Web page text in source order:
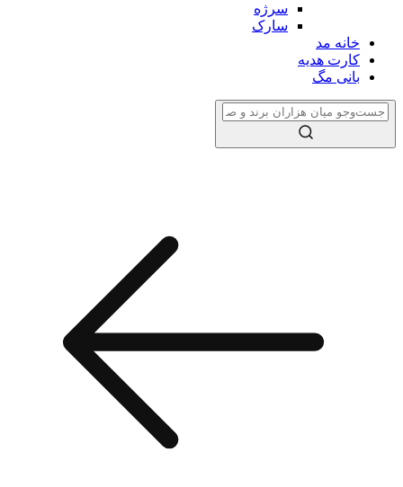
سرژه
سارک
خانه مد
کارت هدیه
بانی مگ